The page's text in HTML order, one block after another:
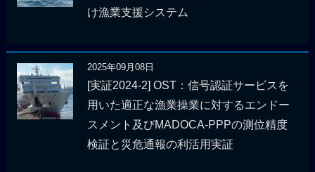
け漁業支援システム
2025年09月08日
[実証2024-2] OST：信号認証サービスを
用いた適正な漁業操業に対するエンドー
スメント及びMADOCA-PPPの測位精度
検証と災危通報の利活用実証